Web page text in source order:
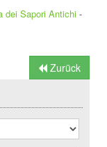
dei Sapori Antichi -
Zurück